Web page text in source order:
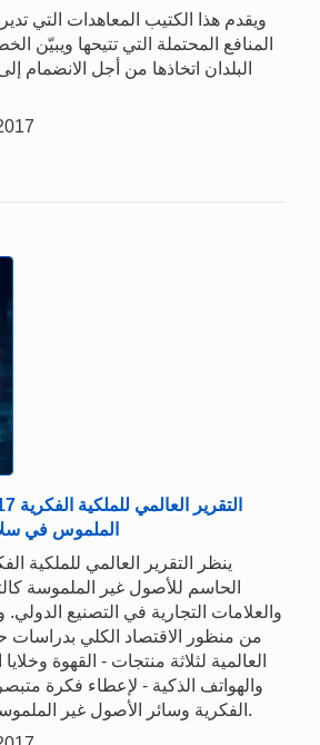
ويقدم هذا الكتيب المعاهدات التي
المنافع المحتملة التي تتيحها ويبيّن
البلدان اتخاذها من أجل الانضمام
الملموس في
الحاسم للأصول غير الملموسة
والعلامات التجارية في التصنيع الدولي.
من منظور الاقتصاد الكلي بدراسات
العالمية لثلاثة منتجات - القهوة
والهواتف الذكية - لإعطاء فكرة
الفكرية وسائر الأصول غير الملموسة في الإنتاج الحديث.